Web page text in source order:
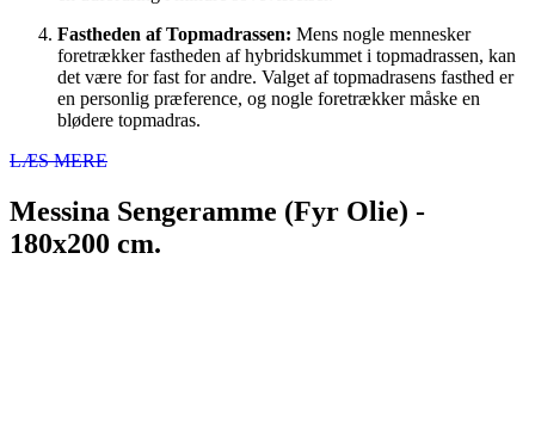
Fastheden af Topmadrassen: Mens nogle mennesker
foretrækker fastheden af hybridskummet i topmadrassen, kan
det være for fast for andre. Valget af topmadrasens fasthed er
en personlig præference, og nogle foretrækker måske en
blødere topmadras.
LÆS MERE
Messina Sengeramme (Fyr Olie) -
180x200 cm.